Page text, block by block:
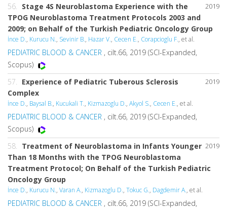
2019
56. Stage 4S Neuroblastoma Experience with the
TPOG Neuroblastoma Treatment Protocols 2003 and
2009; on Behalf of the Turkish Pediatric Oncology Group
İnce D., Kurucu N., Sevinir B., Hazar V., Cecen E., Corapcioglu F., et al.
PEDIATRIC BLOOD & CANCER , cilt.66, 2019 (SCI-Expanded,
Scopus)
2019
57. Experience of Pediatric Tuberous Sclerosis
Complex
İnce D., Baysal B., Kucukali T., Kizmazoglu D., Akyol S., Cecen E., et al.
PEDIATRIC BLOOD & CANCER , cilt.66, 2019 (SCI-Expanded,
Scopus)
2019
58. Treatment of Neuroblastoma in Infants Younger
Than 18 Months with the TPOG Neuroblastoma
Treatment Protocol; On Behalf of the Turkish Pediatric
Oncology Group
İnce D., Kurucu N., Varan A., Kizmazoglu D., Tokuc G., Dagdemir A., et al.
PEDIATRIC BLOOD & CANCER , cilt.66, 2019 (SCI-Expanded,